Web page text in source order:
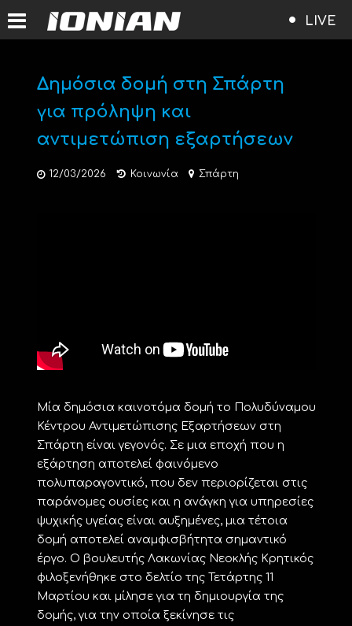
LIVE
Δημόσια δομή στη Σπάρτη
για πρόληψη και
αντιμετώπιση εξαρτήσεων
12/03/2026 Κοινωνία Σπάρτη
Μία δημόσια καινοτόμα δομή το Πολυδύναμου
Κέντρου Αντιμετώπισης Εξαρτήσεων στη
Σπάρτη είναι γεγονός. Σε μια εποχή που η
εξάρτηση αποτελεί φαινόμενο
πολυπαραγοντικό, που δεν περιορίζεται στις
παράνομες ουσίες και η ανάγκη για υπηρεσίες
ψυχικής υγείας είναι αυξημένες, μια τέτοια
δομή αποτελεί αναμφισβήτητα σημαντικό
έργο. Ο βουλευτής Λακωνίας Νεοκλής Κρητικός
φιλοξενήθηκε στο δελτίο της Τετάρτης 11
Μαρτίου και μίλησε για τη δημιουργία της
δομής, για την οποία ξεκίνησε τις